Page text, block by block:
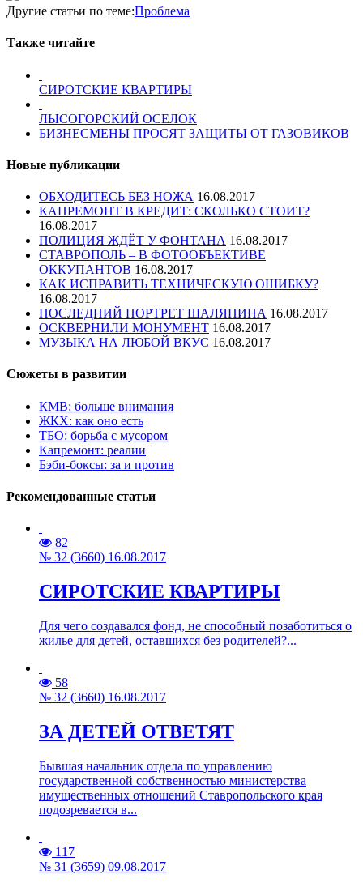
Другие статьи по теме:Проблема
Также читайте
СИРОТСКИЕ КВАРТИРЫ
ЛЫСОГОРСКИЙ ОСЕЛОК
БИЗНЕСМЕНЫ ПРОСЯТ ЗАЩИТЫ ОТ ГАЗОВИКОВ
Новые публикации
ОБХОДИТЕСЬ БЕЗ НОЖА 16.08.2017
КАПРЕМОНТ В КРЕДИТ: СКОЛЬКО СТОИТ?
16.08.2017
ПОЛИЦИЯ ЖДЁТ У ФОНТАНА 16.08.2017
СТАВРОПОЛЬ – В ФОТООБЪЕКТИВЕ
ОККУПАНТОВ 16.08.2017
КАК ИСПРАВИТЬ ТЕХНИЧЕСКУЮ ОШИБКУ?
16.08.2017
ПОСЛЕДНИЙ ПОРТРЕТ ШАЛЯПИНА 16.08.2017
ОСКВЕРНИЛИ МОНУМЕНТ 16.08.2017
МУЗЫКА НА ЛЮБОЙ ВКУС 16.08.2017
Сюжеты в развитии
КМВ: больше внимания
ЖКХ: как оно есть
ТБО: борьба с мусором
Капремонт: реалии
Бэби-боксы: за и против
Рекомендованные статьи
82
№ 32 (3660) 16.08.2017
СИРОТСКИЕ КВАРТИРЫ
Для чего создавался фонд, не способный позаботиться о
жилье для детей, оставшихся без родителей?...
58
№ 32 (3660) 16.08.2017
ЗА ДЕТЕЙ ОТВЕТЯТ
Бывшая начальник отдела по управлению
государственной собственностью министерства
имущественных отношений Ставропольского края
подозревается в...
117
№ 31 (3659) 09.08.2017